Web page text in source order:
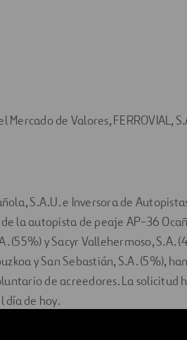
de Valores, FERROVIAL,
S.A.U. e Inversora de
la autopista de peaje AP-36
y Sacyr Vallehermoso, S.A.
y San Sebastián, S.A. (5%),
de acreedores. La solicitud
día de hoy.
afectado por factores